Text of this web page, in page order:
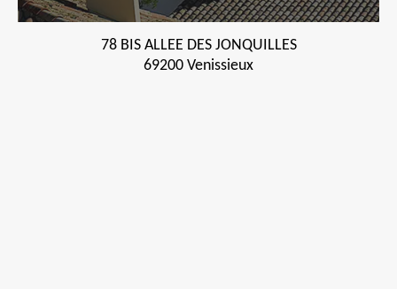
78 BIS ALLEE DES JONQUILLES
69200 Venissieux